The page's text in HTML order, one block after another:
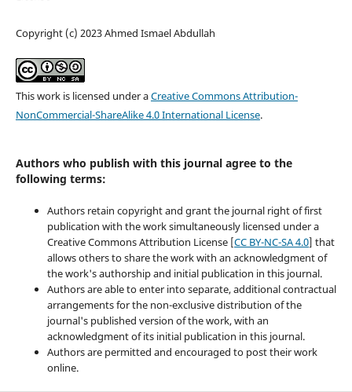
Copyright (c) 2023 Ahmed Ismael Abdullah
This work is licensed under aCreative Commons Attribution-
NonCommercial-ShareAlike 4.0 International License.
Authors who publish with this journal agree to the
following terms:
Authors retain copyright and grant the journal right of first
publication with the work simultaneously licensed under a
Creative Commons Attribution License [CC BY-NC-SA 4.0] that
allows others to share the work with an acknowledgment of
the work's authorship and initial publication in this journal.
Authors are able to enter into separate, additional contractual
arrangements for the non-exclusive distribution of the
journal's published version of the work, with an
acknowledgment of its initial publication in this journal.
Authors are permitted and encouraged to post their work
online.